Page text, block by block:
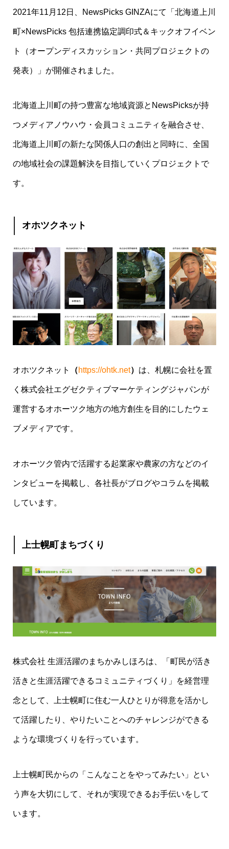
2021年11月12日、NewsPicks GINZAにて「北海道上川
町×NewsPicks 包括連携協定調印式＆キックオフイベン
ト（オープンディスカッション・共同プロジェクトの
発表）」が開催されました。
北海道上川町の持つ豊富な地域資源とNewsPicksが持
つメディアノウハウ・会員コミュニティを融合させ、
北海道上川町の新たな関係人口の創出と同時に、全国
の地域社会の課題解決を目指していくプロジェクトで
す。
オホツクネット
オホツクネット （ https://ohtk.net） は、札幌に会社を置
く株式会社エグゼクティブマーケティングジャパンが
運営するオホーツク地方の地方創生を目的にしたウェ
ブメディアです。
オホーツク管内で活躍する起業家や農家の方などのイ
ンタビューを掲載し、各社長がブログやコラムを掲載
しています。
上士幌町まちづくり
株式会社 生涯活躍のまちかみしほろは、「町民が活き
活きと生涯活躍できるコミュニティづくり」を経営理
念として、上士幌町に住む一人ひとりが得意を活かし
て活躍したり、やりたいことへのチャレンジができる
ような環境づくりを行っています。
上士幌町民からの「こんなことをやってみたい」とい
う声を大切にして、それが実現できるお手伝いをして
います。